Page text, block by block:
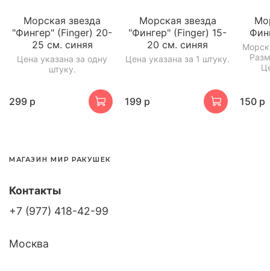
Морская звезда
"Фингер" (Finger) 20-
25 см. синяя
Цена указана за одну
штуку.
299 р
Морская звезда
"Фингер" (Finger) 15-
20 см. синяя
Цена указана за 1 штуку.
199 р 150 р
МАГАЗИН МИР РАКУШЕК
Контакты
+7 (977) 418-42-99
Москва